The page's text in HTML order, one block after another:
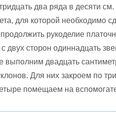
два ряда в десяти
для которой необходимо
рукоделие
двух сторон одиннадцать
выполним двадцать
Для них закроем по
помещаем на